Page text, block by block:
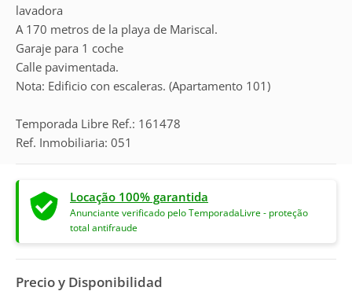
lavadora
A 170 metros de la playa de Mariscal.
Garaje para 1 coche
Calle pavimentada.
Nota: Edificio con escaleras. (Apartamento 101)
Temporada Libre Ref.: 161478
Ref. Inmobiliaria: 051
Locação 100% garantida
Anunciante verificado pelo TemporadaLivre - proteção
total antifraude
Precio y Disponibilidad